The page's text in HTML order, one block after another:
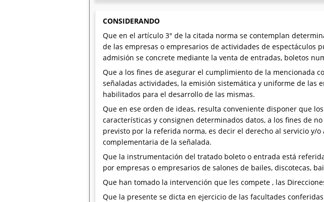
CONSIDERANDO
Que en el artículo 3° de la citada norma se contemplan
de las empresas o empresarios de actividades de espectáculos
admisión se concrete mediante la venta de entradas, boletos
Que a los fines de asegurar el cumplimiento de la mencionada
señaladas actividades, la emisión sistemática y uniforme de las
habilitados para el desarrollo de las mismas.
Que en ese orden de ideas, resulta conveniente disponer que
características y consignen determinados datos, a los fines de
previsto por la referida norma, es decir el derecho al servicio y/
complementaria de la señalada.
Que la instrumentación del tratado boleto o entrada está
por empresas o empresarios de salones de bailes, discotecas,
Que han tomado la intervención que les compete , las
Que la presente se dicta en ejercicio de las facultades